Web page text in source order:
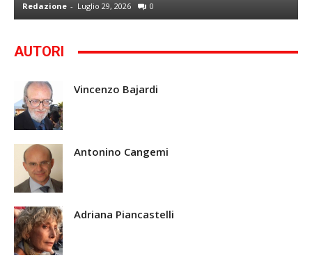
Redazione - Luglio 29, 2026 0
AUTORI
Vincenzo Bajardi
Antonino Cangemi
Adriana Piancastelli